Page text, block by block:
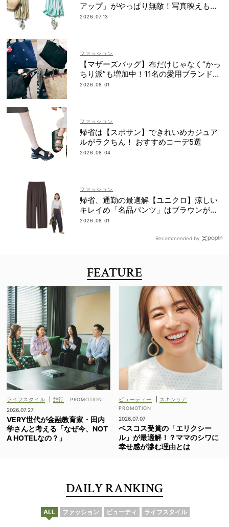
アップ」がやっぱり無敵！写真映えも着
回し力も◎
2026.07.13
ファッション
【マザーズバッグ】布だけじゃなく“かっ
ちり派”も増加中！11名の愛用ブランド
は？
2026.08.01
ファッション
帰省は【スポサン】できれいめカジュア
ルがラクちん！ おすすめコーデ5選
2026.08.04
ファッション
帰省、通勤の最適解【ユニクロ】涼しい
キレイめ「名品パンツ」はブラウンが使
える！
2026.08.01
Recommended by
FEATURE
ライフスタイル
旅行
2026.07.27
VERY世代が金融教育家・田内
学さんと考える「なぜ今、NOT
A HOTELなの？」
ビューティー スキンケア
2026.07.07
ベスコス受賞の「エリクシー
ル」が最適解！？ママのシワに
幸せ感が滲む理由とは
DAILY RANKING
ALL ファッション ビューティ ライフスタイル